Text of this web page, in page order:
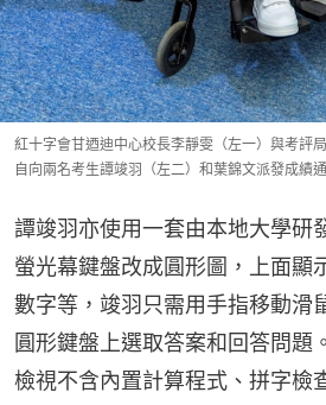
紅十字會甘迺迪中心校長李靜雯（左一）與考評
自向兩名考生譚竣羽（左二）和葉錦文派發成績
譚竣羽亦使用一套由本地大學研
螢光幕鍵盤改成圓形圖，上面顯
數字等，竣羽只需用手指移動滑
圓形鍵盤上選取答案和回答問題
檢視不含內置計算程式、拼字檢